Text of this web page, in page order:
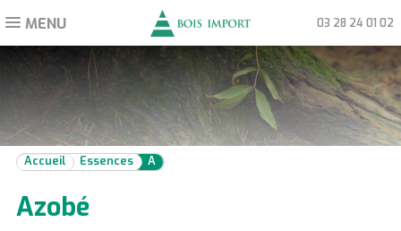
Toggle
MENU 03 28 24 01 02
Accueil Essences A
Azobé